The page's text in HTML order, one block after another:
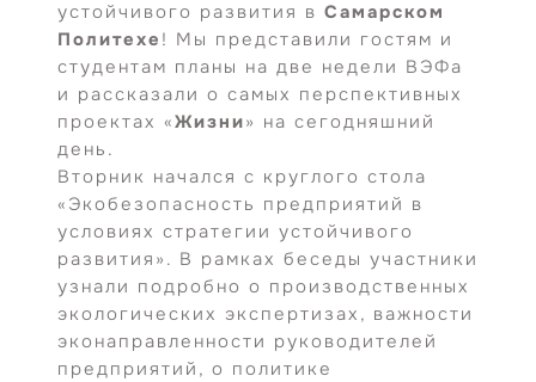
устойчивого развития в Самарском
Политехе ! Мы представили гостям и
студентам планы на две недели ВЭФа
и рассказали о самых перспективных
проектах «Жизни» на сегодняшний
день.
Вторник начался с круглого стола
«Экобезопасность предприятий в
условиях стратегии устойчивого
развития». В рамках беседы участники
узнали подробно о производственных
экологических экспертизах, важности
эконаправленности руководителей
предприятий, о политике